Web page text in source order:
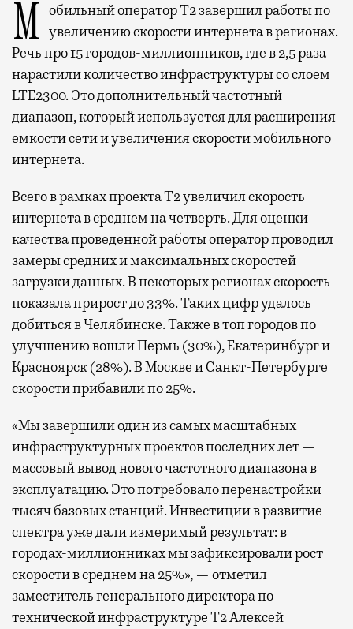
Мобильный оператор Т2 завершил работы по увеличению скорости интернета в регионах.
Речь про 15 городов-миллионников, где в 2,5 раза
нарастили количество инфраструктуры со слоем
LTE2300. Это дополнительный частотный
диапазон, который используется для расширения
емкости сети и увеличения скорости мобильного
интернета.
Всего в рамках проекта Т2 увеличил скорость
интернета в среднем на четверть. Для оценки
качества проведенной работы оператор проводил
замеры средних и максимальных скоростей
загрузки данных. В некоторых регионах скорость
показала прирост до 33%. Таких цифр удалось
добиться в Челябинске. Также в топ городов по
улучшению вошли Пермь (30%), Екатеринбург и
Красноярск (28%). В Москве и Санкт-Петербурге
скорости прибавили по 25%.
«Мы завершили один из самых масштабных
инфраструктурных проектов последних лет —
массовый вывод нового частотного диапазона в
эксплуатацию. Это потребовало перенастройки
тысяч базовых станций. Инвестиции в развитие
спектра уже дали измеримый результат: в
городах-миллионниках мы зафиксировали рост
скорости в среднем на 25%», — отметил
заместитель генерального директора по
технической инфраструктуре Т2 Алексей